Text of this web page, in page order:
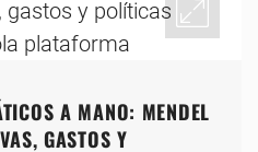
A MANO: MENDEL
GASTOS Y